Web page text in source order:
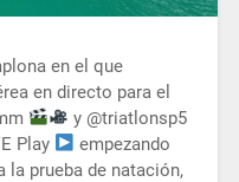
en el que
en directo para el
y @triatlonsp5
Play
empezando
la prueba de natación,